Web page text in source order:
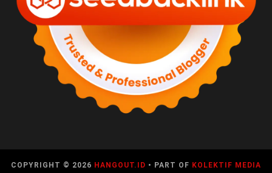
COPYRIGHT © 2026 HANGOUT.ID • PART OF KOLEKTIF MEDIA